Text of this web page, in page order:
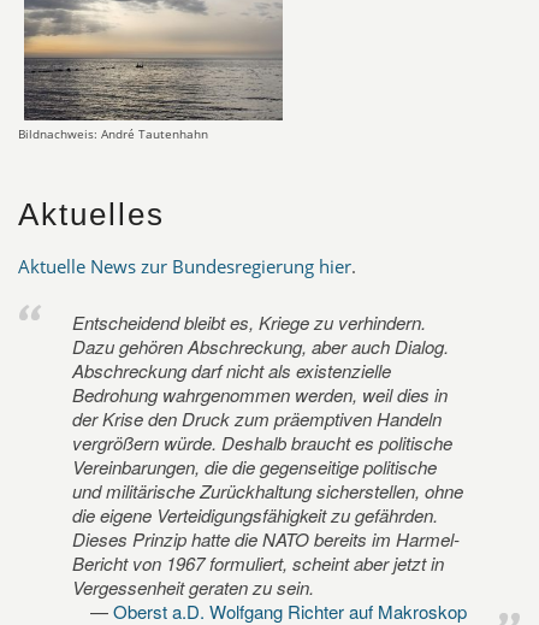
Bildnachweis: André Tautenhahn
Aktuelles
Aktuelle News zur Bundesregierung hier.
Entscheidend bleibt es, Kriege zu verhindern.
Dazu gehören Abschreckung, aber auch Dialog.
Abschreckung darf nicht als existenzielle
Bedrohung wahrgenommen werden, weil dies in
der Krise den Druck zum präemptiven Handeln
vergrößern würde. Deshalb braucht es politische
Vereinbarungen, die die gegenseitige politische
und militärische Zurückhaltung sicherstellen, ohne
die eigene Verteidigungsfähigkeit zu gefährden.
Dieses Prinzip hatte die NATO bereits im Harmel-
Bericht von 1967 formuliert, scheint aber jetzt in
Vergessenheit geraten zu sein.
Oberst a.D. Wolfgang Richter auf Makroskop